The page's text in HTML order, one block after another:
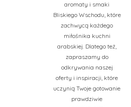
aromaty i smaki
Bliskiego Wschodu, które
zachwycą każdego
miłośnika kuchni
arabskiej. Dlatego też,
zapraszamy do
odkrywania naszej
oferty i inspiracji, które
uczynią Twoje gotowanie
prawdziwie